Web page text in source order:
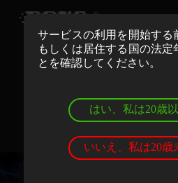
ボンズカジノでリアル
ボンズカジノでデモゲ
登録
サービスの利用を開始する
もしくは居住する国の法定
とを確認してください。
はい、私は20歳
いいえ、私は20歳